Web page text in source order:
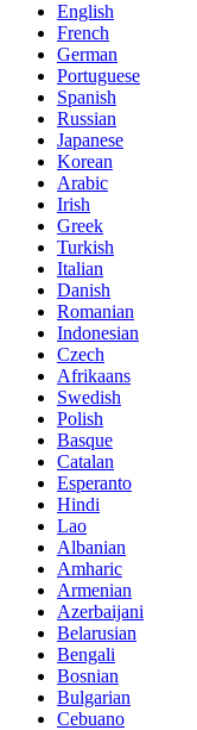
English
French
German
Portuguese
Spanish
Russian
Japanese
Korean
Arabic
Irish
Greek
Turkish
Italian
Danish
Romanian
Indonesian
Czech
Afrikaans
Swedish
Polish
Basque
Catalan
Esperanto
Hindi
Lao
Albanian
Amharic
Armenian
Azerbaijani
Belarusian
Bengali
Bosnian
Bulgarian
Cebuano